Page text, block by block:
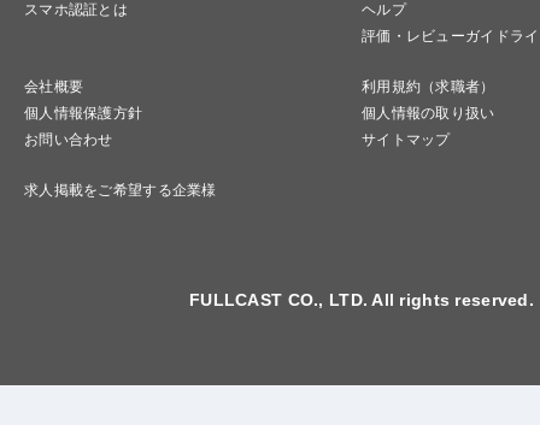
スマホ認証とは
ヘルプ
評価・レビューガイドラ
会社概要
利用規約（求職者）
個人情報保護方針
個人情報の取り扱い
お問い合わせ
サイトマップ
求人掲載をご希望する企業様
FULLCAST CO., LTD. All rights reserved.